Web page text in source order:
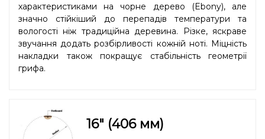
характеристиками на чорне дерево (Ebony), але
значно стійкіший до перепадів температури та
вологості ніж традиційна деревина. Різке, яскраве
звучання додать розбірливості кожній ноті. Міцність
накладки також покращує стабільність геометрії
грифа.
16" (406 мм)